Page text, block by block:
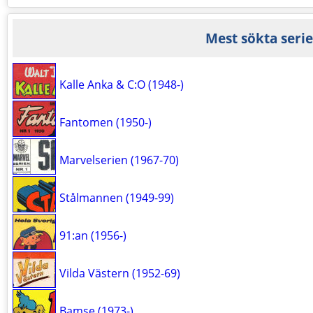
Mest sökta
Kalle Anka & C:O (1948-)
Fantomen (1950-)
Marvelserien (1967-70)
Stålmannen (1949-99)
91:an (1956-)
Vilda Västern (1952-69)